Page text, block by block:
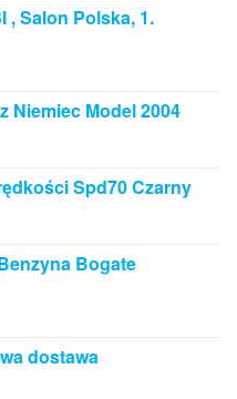
, Salon Polska, 1.
Niemiec Model 2004
Spd70 Czarny
Bogate
dostawa